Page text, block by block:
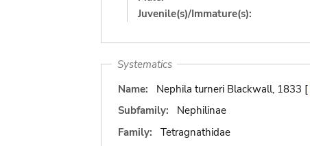
Juvenile(s)/Immature(s):
Systematics
Name:
Nephila turneri Blackwall, 1833 [
Subfamily:
Nephilinae
Family:
Tetragnathidae